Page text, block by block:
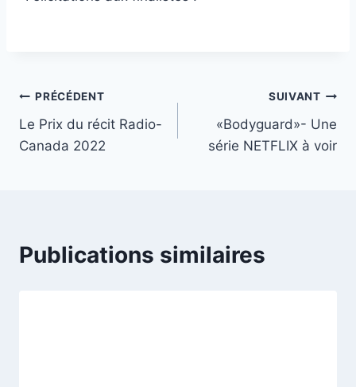
Navigation
de
PRÉCÉDENT
Le Prix du récit Radio-
Canada 2022
SUIVANT
«Bodyguard»- Une
série NETFLIX à voir
Publications similaires